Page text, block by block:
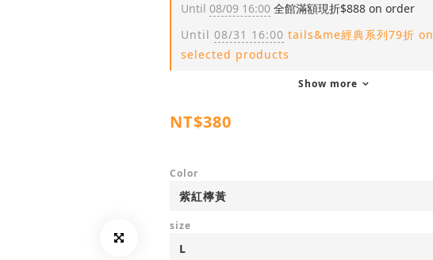
Until 08/09 16:00全館滿額現折$888 on order
Until 08/31 16:00 tails&me經典系列79折 on
selected products
Show more
NT$380
Color
size